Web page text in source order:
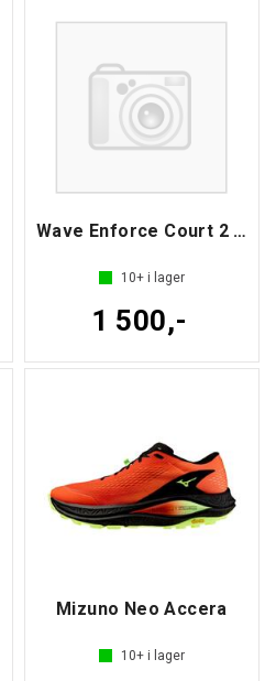
Wave Enforce Court 2 AC
10+ i lager
1 500,-
Mizuno Neo Accera
10+ i lager